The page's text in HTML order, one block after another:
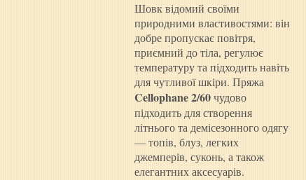
Шовк відомий своїми
природними властивостями: він
добре пропускає повітря,
приємний до тіла, регулює
температуру та підходить навіть
для чутливої шкіри. Пряжа
Cellophane 2/60чудово
підходить для створення
літнього та демісезонного одягу
— топів, блуз, легких
джемперів, суконь, а також
елегантних аксесуарів.